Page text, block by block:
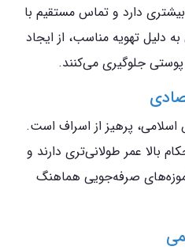
دارد و تماس مستقیم با
دلیل تهویه مناسب، از ایجاد
جلوگیری می‌کنند.
پرهیز از اسراف است.
بالا عمر طولانی‌تری دارند و
صرفه‌جویی هماهنگ